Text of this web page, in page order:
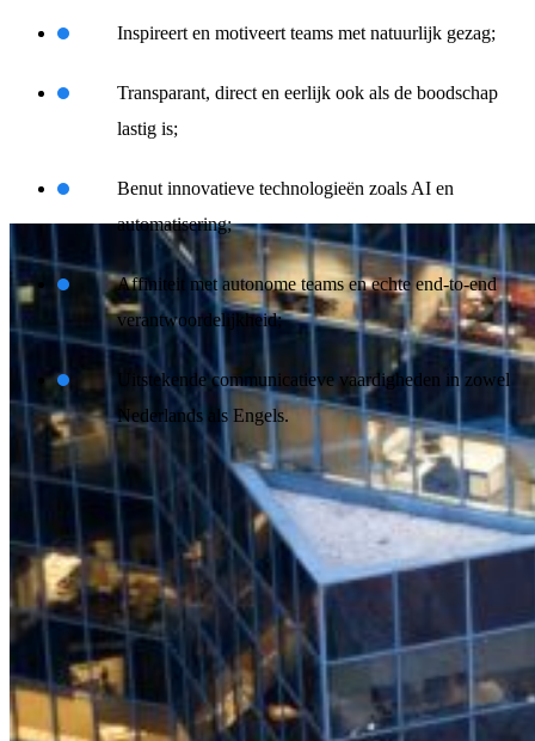
Inspireert en motiveert teams met natuurlijk gezag;
Transparant, direct en eerlijk ook als de boodschap
lastig is;
Benut innovatieve technologieën zoals AI en
automatisering;
Affiniteit met autonome teams en echte end‑to‑end
verantwoordelijkheid;
Uitstekende communicatieve vaardigheden in zowel
Nederlands als Engels.
Waarom kies je voor Schuberg Philis?
Bij Schuberg Philis werken we anders dan de meeste
IT‑organisaties. Wij leveren mission‑critical IT met
multidisciplinaire, zelfsturende teams die de volledige Plan–Build–
Run verantwoordelijkheid dragen. Geen overdrachtsmomenten,
geen standaard blueprints, maar experts die samen end‑to‑end
verantwoordelijkheid nemen voor continuïteit, veiligheid en echte